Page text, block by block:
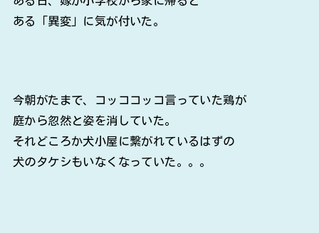
ある「異変」に気が付いた。
今朝がたまで、コッココッコ言っていた鶏が
庭から忽然と姿を消していた。
それどころか犬小屋に繋がれているはずの
犬のタケシもいなくなっていた。。。